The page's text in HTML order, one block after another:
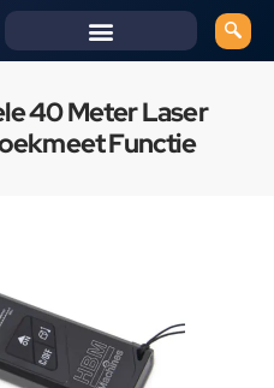
40 Meter Laser
Functie